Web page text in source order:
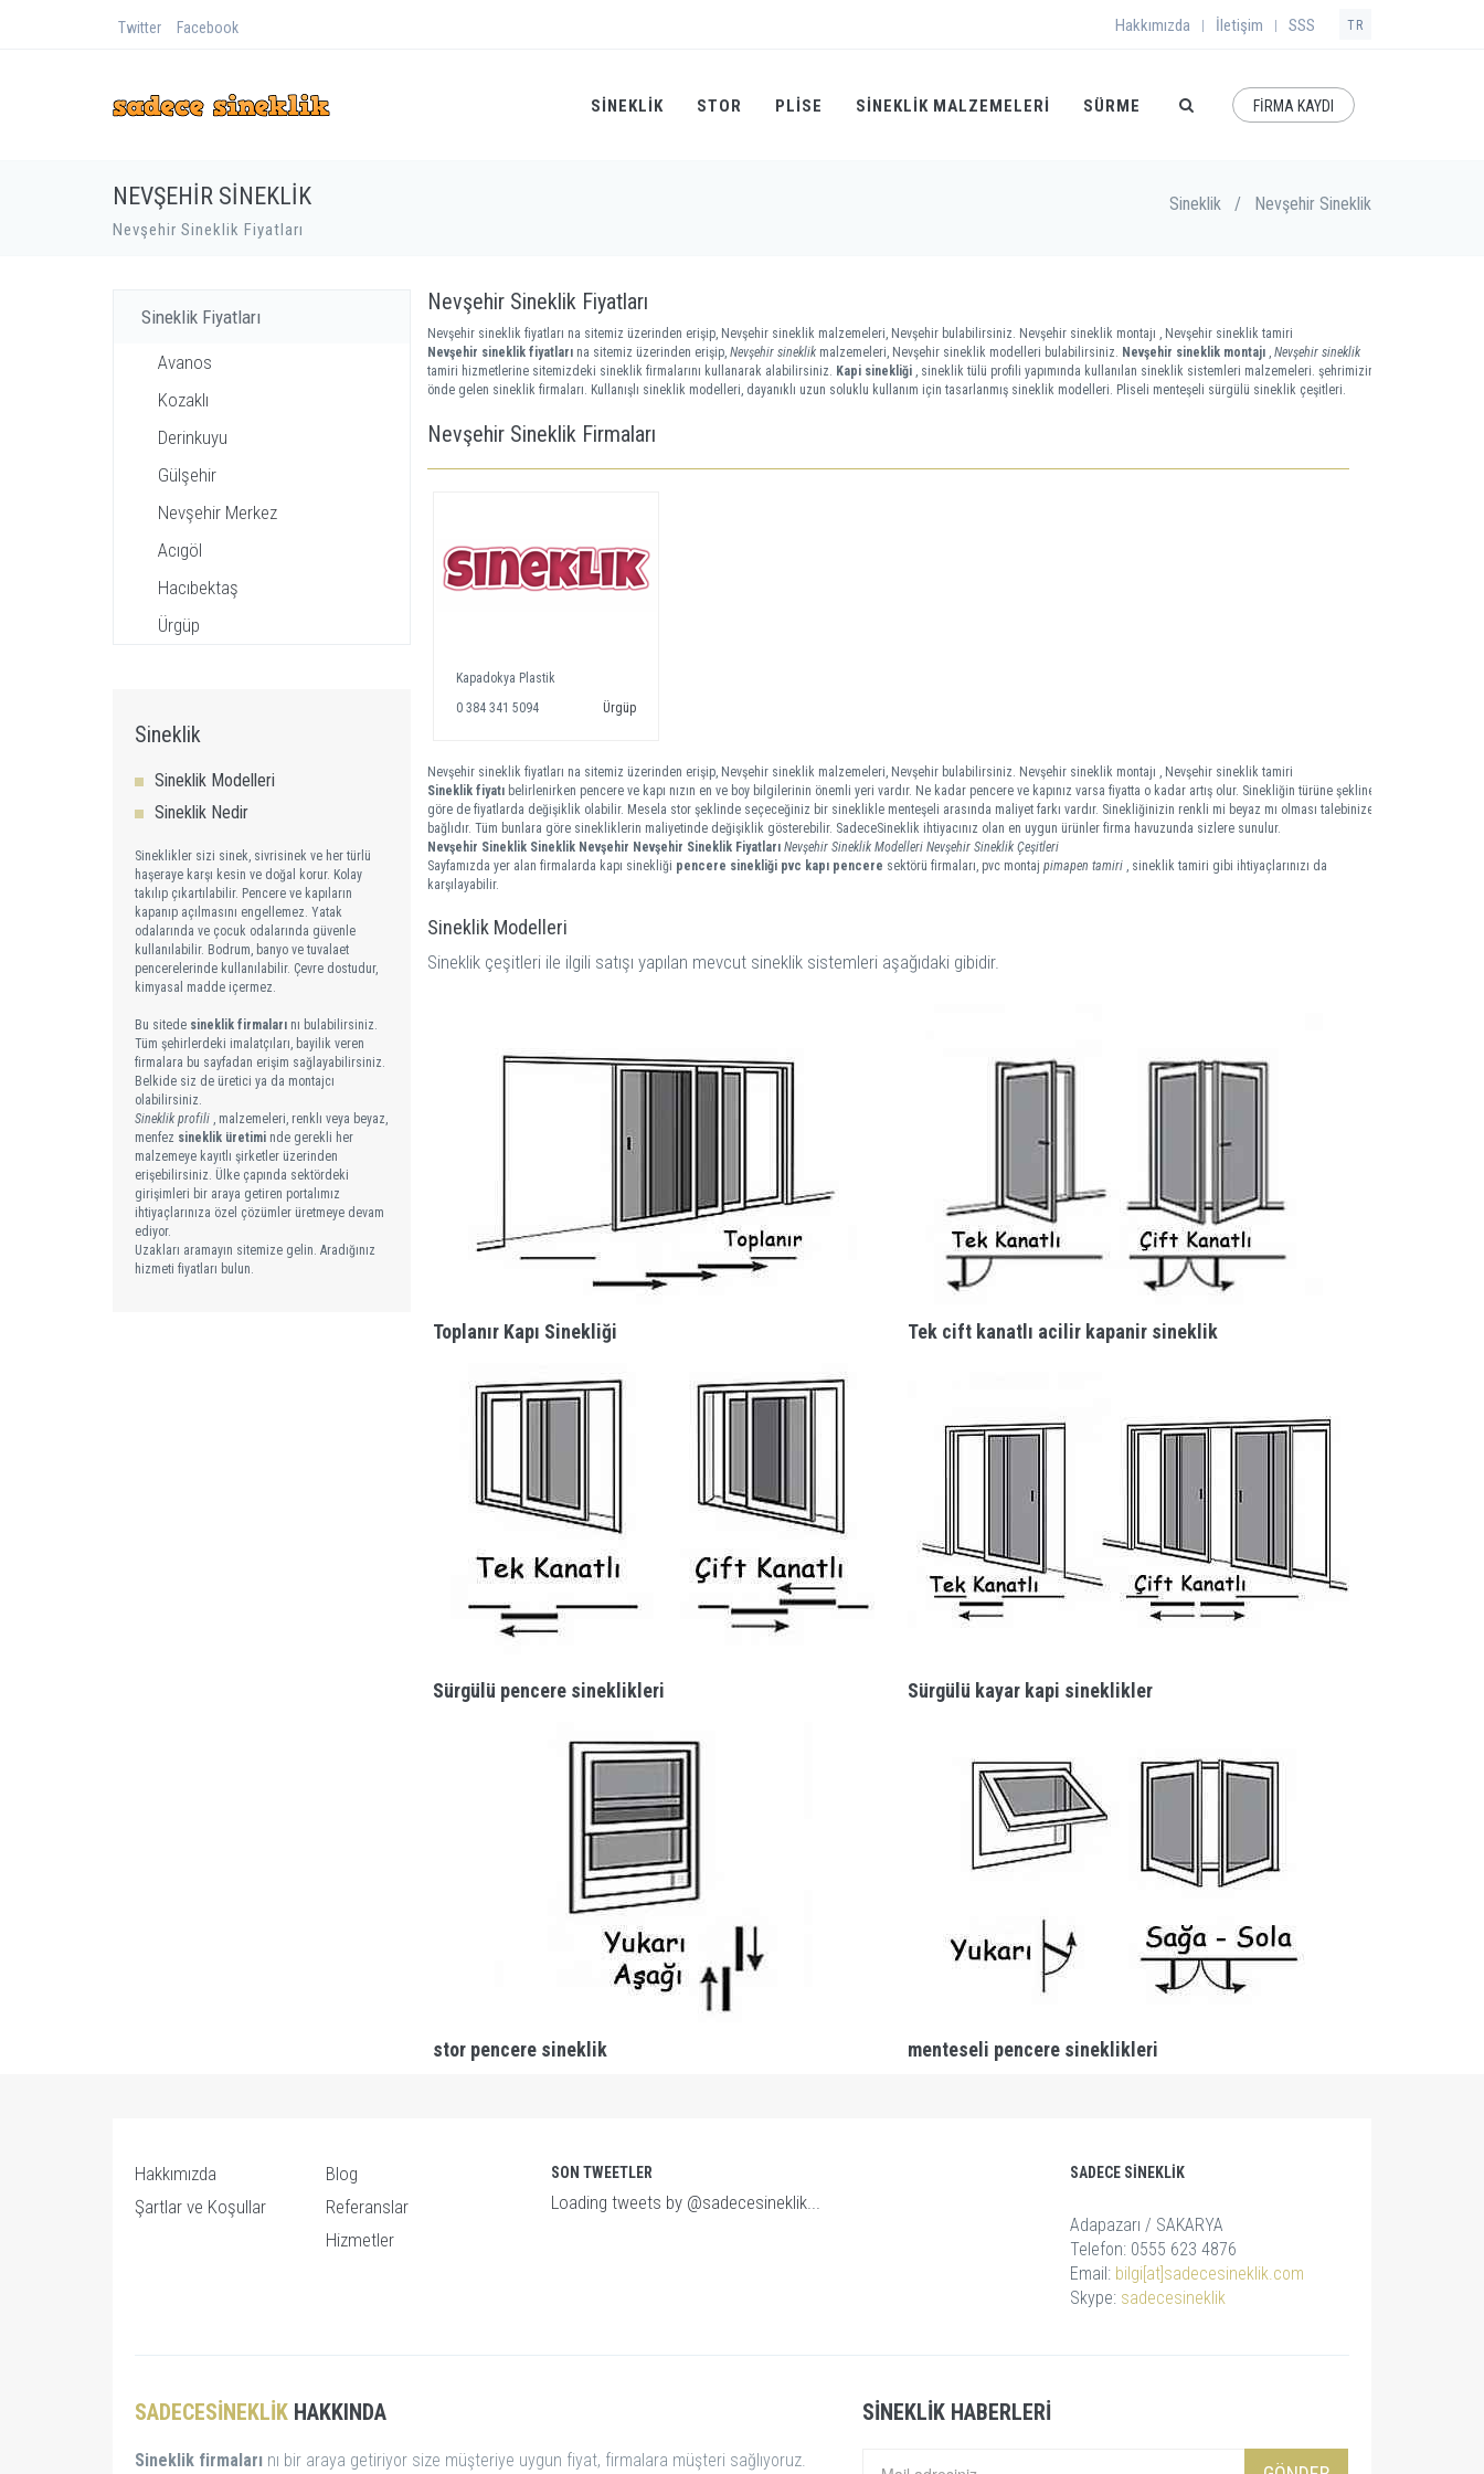
Twitter Facebook Hakkımızda | İletişim | SSS TR
SINEKLIK STOR PLİSE SINEKLIK MALZEMELERI SÜRME FİRMA KAYDI
NEVŞEHIR SINEKLIK
Nevşehir Sineklik Fiyatları
Sineklik / Nevşehir Sineklik
Sineklik Fiyatları
Avanos
Kozaklı
Derinkuyu
Gülşehir
Nevşehir Merkez
Acıgöl
Hacıbektaş
Ürgüp
Sineklik
Sineklik Modelleri
Sineklik Nedir
Sineklikler sizi sinek, sivrisinek ve her türlü
haşeraye karşı kesin ve doğal korur. Kolay
takılıp çıkartılabilir. Pencere ve kapıların
kapanıp açılmasını engellemez. Yatak
odalarında ve çocuk odalarında güvenle
kullanılabilir. Bodrum, banyo ve tuvalaet
pencerelerinde kullanılabilir. Çevre dostudur,
kimyasal madde içermez.
Bu sitede sineklik firmaları nı bulabilirsiniz.
Tüm şehirlerdeki imalatçıları, bayilik veren
firmalara bu sayfadan erişim sağlayabilirsiniz.
Belkide siz de üretici ya da montajcı
olabilirsiniz.
Sineklik profili , malzemeleri, renklı veya beyaz,
menfez sineklik üretimi nde gerekli her
malzemeye kayıtlı şirketler üzerinden
erişebilirsiniz. Ülke çapında sektördeki
girişimleri bir araya getiren portalımız
ihtiyaçlarınıza özel çözümler üretmeye devam
ediyor.
Uzakları aramayın sitemize gelin. Aradığınız
hizmeti fiyatları bulun.
Nevşehir Sineklik Fiyatları
Nevşehir sineklik fiyatları na sitemiz üzerinden erişip, Nevşehir sineklik malzemeleri, Nevşehir bulabilirsiniz. Nevşehir sineklik montajı , Nevşehir sineklik tamiri
Nevşehir sineklik fiyatları na sitemiz üzerinden erişip, Nevşehir sineklik malzemeleri, Nevşehir sineklik modelleri bulabilirsiniz. Nevşehir sineklik montajı , Nevşehir sineklik
tamiri hizmetlerine sitemizdeki sineklik firmalarını kullanarak alabilirsiniz. Kapi sinekliği , sineklik tülü profili yapımında kullanılan sineklik sistemleri malzemeleri. şehrimizin
önde gelen sineklik firmaları. Kullanışlı sineklik modelleri, dayanıklı uzun soluklu kullanım için tasarlanmış sineklik modelleri. Pliseli menteşeli sürgülü sineklik çeşitleri.
Nevşehir Sineklik Firmaları
Kapadokya Plastik
0 384 341 5094
Ürgüp
Nevşehir sineklik fiyatları na sitemiz üzerinden erişip, Nevşehir sineklik malzemeleri, Nevşehir bulabilirsiniz. Nevşehir sineklik montajı , Nevşehir sineklik tamiri
Sineklik fiyatı belirlenirken pencere ve kapı nızın en ve boy bilgilerinin önemli yeri vardır. Ne kadar pencere ve kapınız varsa fiyatta o kadar artış olur. Sinekliğin türüne şekline
göre de fiyatlarda değişiklik olabilir. Mesela stor şeklinde seçeceğiniz bir sineklikle menteşeli arasında maliyet farkı vardır. Sinekliğinizin renkli mi beyaz mı olması talebinize
bağlıdır. Tüm bunlara göre sinekliklerin maliyetinde değişiklik gösterebilir. SadeceSineklik ihtiyacınız olan en uygun ürünler firma havuzunda sizlere sunulur.
Nevşehir Sineklik Sineklik Nevşehir Nevşehir Sineklik Fiyatları Nevşehir Sineklik Modelleri Nevşehir Sineklik Çeşitleri
Sayfamızda yer alan firmalarda kapı sinekliği pencere sinekliği pvc kapı pencere sektörü firmaları, pvc montaj pimapen tamiri , sineklik tamiri gibi ihtiyaçlarınızı da
karşılayabilir.
Sineklik Modelleri
Sineklik çeşitleri ile ilgili satışı yapılan mevcut sineklik sistemleri aşağıdaki gibidir.
Toplanır Kapı Sinekliği Tek cift kanatlı acilir kapanir sineklik
Sürgülü pencere sineklikleri Sürgülü kayar kapi sineklikler
stor pencere sineklik menteseli pencere sineklikleri
Hakkımızda
Şartlar ve Koşullar
Blog
Referanslar
Hizmetler
SON TWEETLER
Loading tweets by @sadecesineklik...
SADECE SINEKLIK
Adapazarı / SAKARYA
Telefon: 0555 623 4876
Email: bilgi[at]sadecesineklik.com
Skype: sadecesineklik
SADECESINEKLIK HAKKINDA
Sineklik firmaları nı bir araya getiriyor size müşteriye uygun fiyat, firmalara müşteri sağlıyoruz.
SINEKLIK HABERLERI